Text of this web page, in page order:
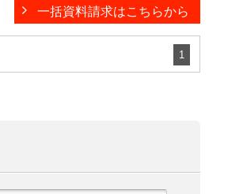
一括資料請求はこちらから
1